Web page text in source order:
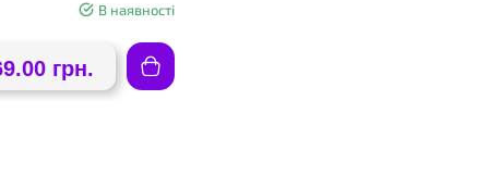
В наявності
грн.